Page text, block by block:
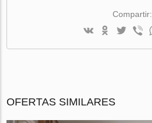
Compartir:
OFERTAS SIMILARES